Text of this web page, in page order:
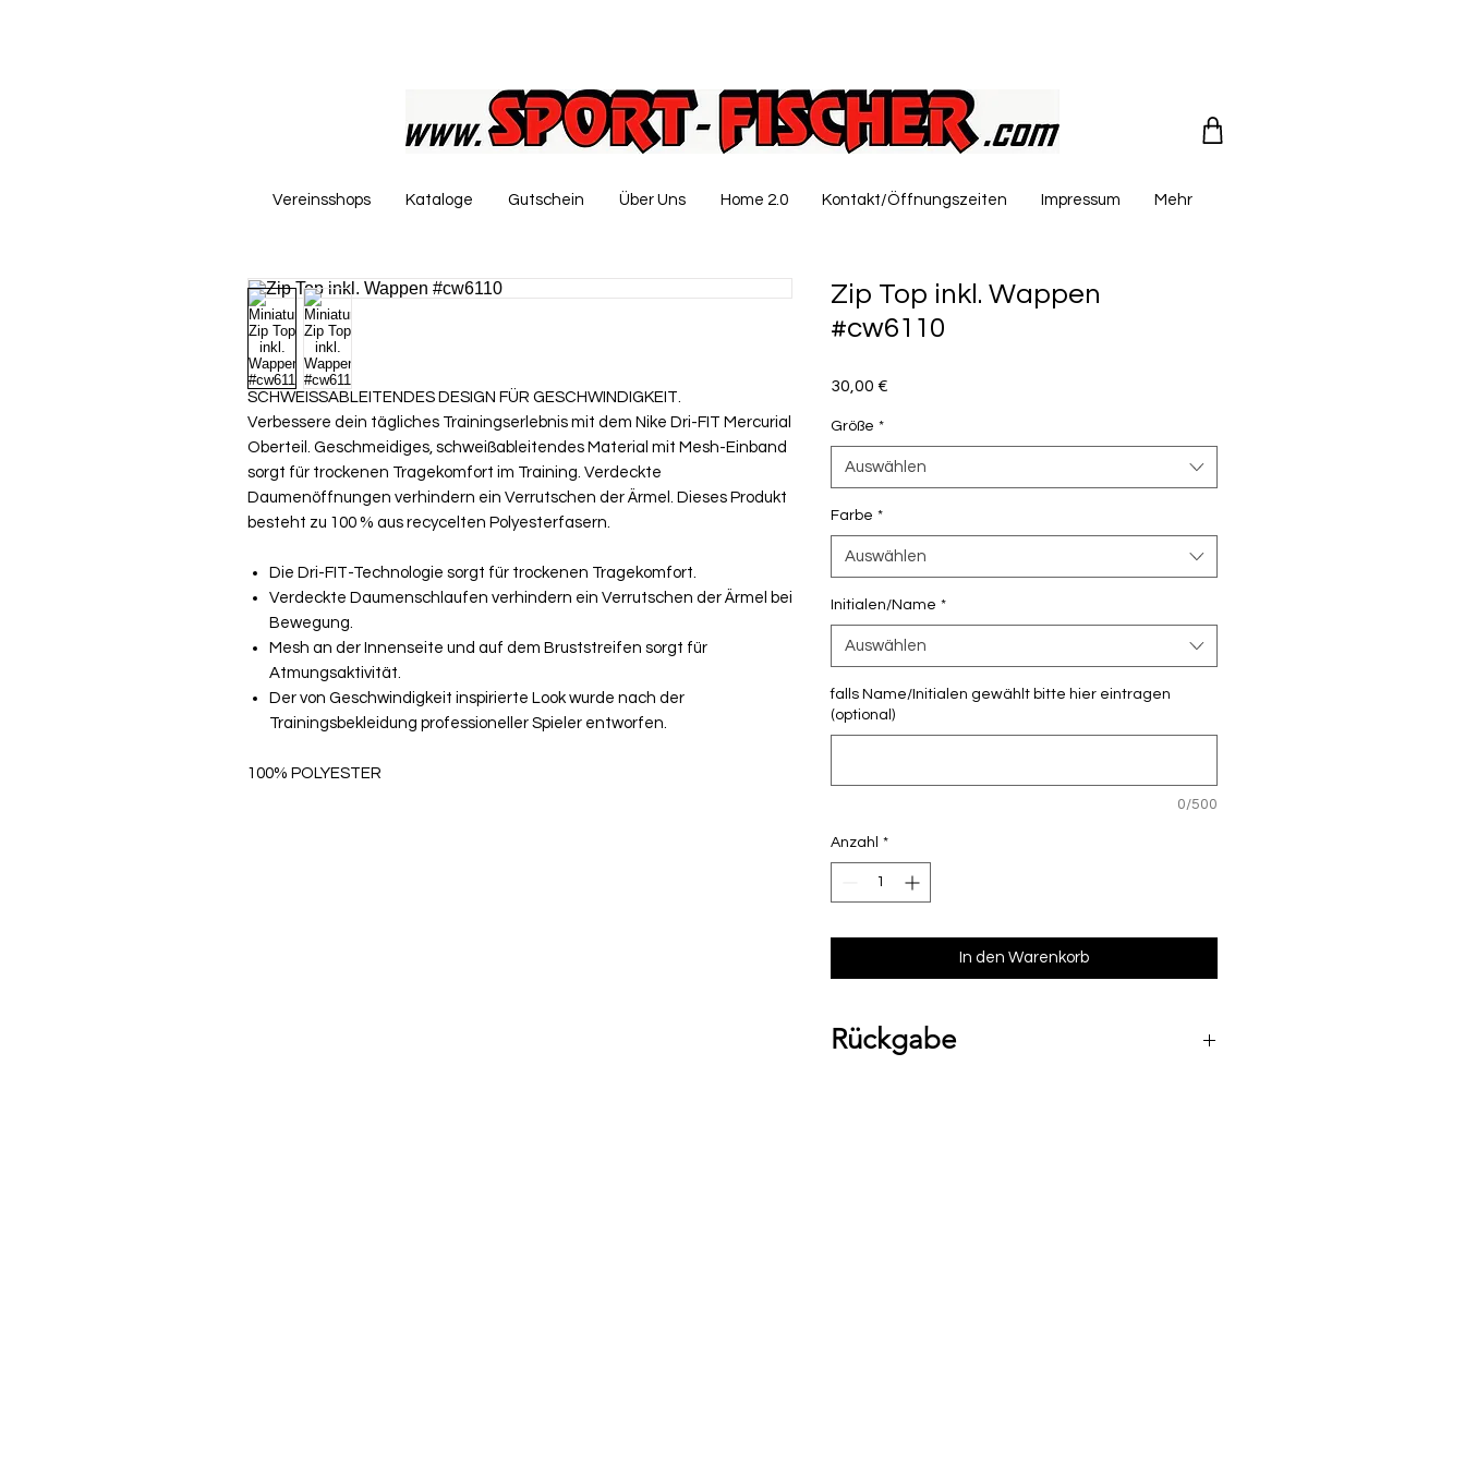
Vereinsshops Kataloge Gutschein Über Uns Home 2.0 Kontakt/Öffnungszeiten Impressum Mehr
SCHWEISSABLEITENDES DESIGN FÜR GESCHWINDIGKEIT.
Verbessere dein tägliches Trainingserlebnis mit dem Nike Dri-FIT Mercurial
Oberteil. Geschmeidiges, schweißableitendes Material mit Mesh-Einband
sorgt für trockenen Tragekomfort im Training. Verdeckte
Daumenöffnungen verhindern ein Verrutschen der Ärmel. Dieses Produkt
besteht zu 100 % aus recycelten Polyesterfasern.
Die Dri-FIT-Technologie sorgt für trockenen Tragekomfort.
Verdeckte Daumenschlaufen verhindern ein Verrutschen der Ärmel bei
Bewegung.
Mesh an der Innenseite und auf dem Bruststreifen sorgt für
Atmungsaktivität.
Der von Geschwindigkeit inspirierte Look wurde nach der
Trainingsbekleidung professioneller Spieler entworfen.
100% POLYESTER
Zip Top inkl. Wappen
#cw6110
30,00 €
Größe *
Auswählen
Farbe *
Auswählen
Initialen/Name *
Auswählen
falls Name/Initialen gewählt bitte hier eintragen
(optional)
0/500
Anzahl *
In den Warenkorb
Rückgabe